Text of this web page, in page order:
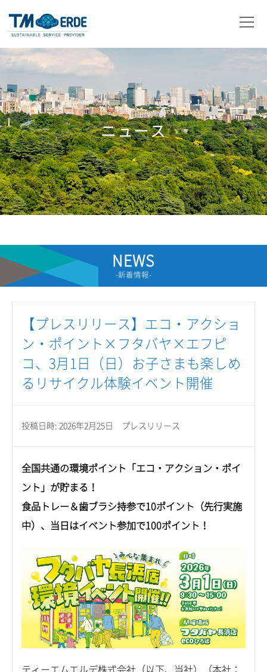
事業内容
取扱製品
ニュース
お問い合わせ
ニュース
NEWS
-新着情報-
【プレスリリース】エコ・アクショ
ン・ポイント×フタバヤ×エフピ
コ、3月1日（日）お子さまも楽しめ
るリサイクル体験イベント開催
投稿日時: 2026年2月25日 プレスリリース
全国共通の環境ポイント「エコ・アクション・ポイ
ント」が貯まる！
食品トレー＆歯ブラシ持参で10ポイント（先行実施
中）、当日はイベント参加で100ポイント！
ティーエムエルデ株式会社（以下、当社）（本社：